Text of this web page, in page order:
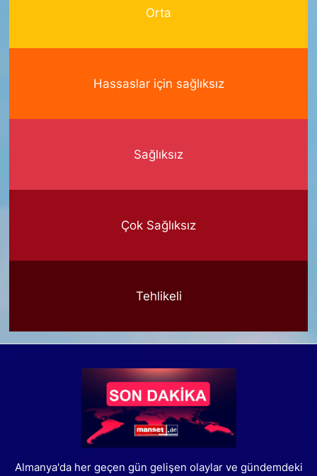
Orta
Hassaslar için sağlıksız
Sağlıksız
Çok Sağlıksız
Tehlikeli
Almanya'da her geçen gün gelişen olaylar ve gündemdeki